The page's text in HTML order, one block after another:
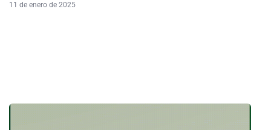
11 de enero de 2025